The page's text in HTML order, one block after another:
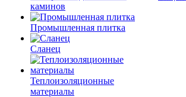
каминов
Промышленная плитка
Сланец
Теплоизоляционные
материалы